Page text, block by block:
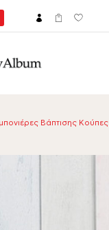
Βάπτισης Κούπες